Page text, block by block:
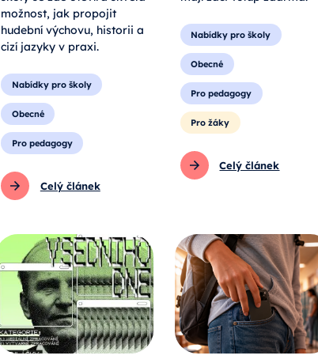
možnost, jak propojit
hudební výchovu, historii a
cizí jazyky v praxi.
Nabídky pro školy
Obecné
Pro pedagogy
Celý článek
Nabídky pro školy
Obecné
Pro pedagogy
Pro žáky
Celý článek